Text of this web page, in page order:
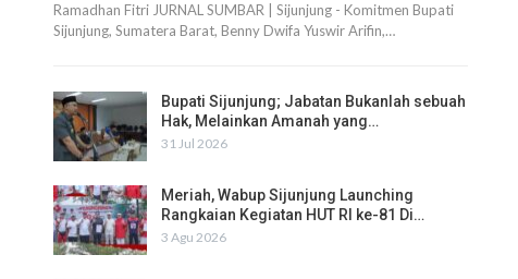
Ramadhan Fitri JURNAL SUMBAR | Sijunjung - Komitmen Bupati
Sijunjung, Sumatera Barat, Benny Dwifa Yuswir Arifin,…
Bupati Sijunjung; Jabatan Bukanlah sebuah
Hak, Melainkan Amanah yang…
31 Jul 2026
Meriah, Wabup Sijunjung Launching
Rangkaian Kegiatan HUT RI ke-81 Di…
3 Agu 2026